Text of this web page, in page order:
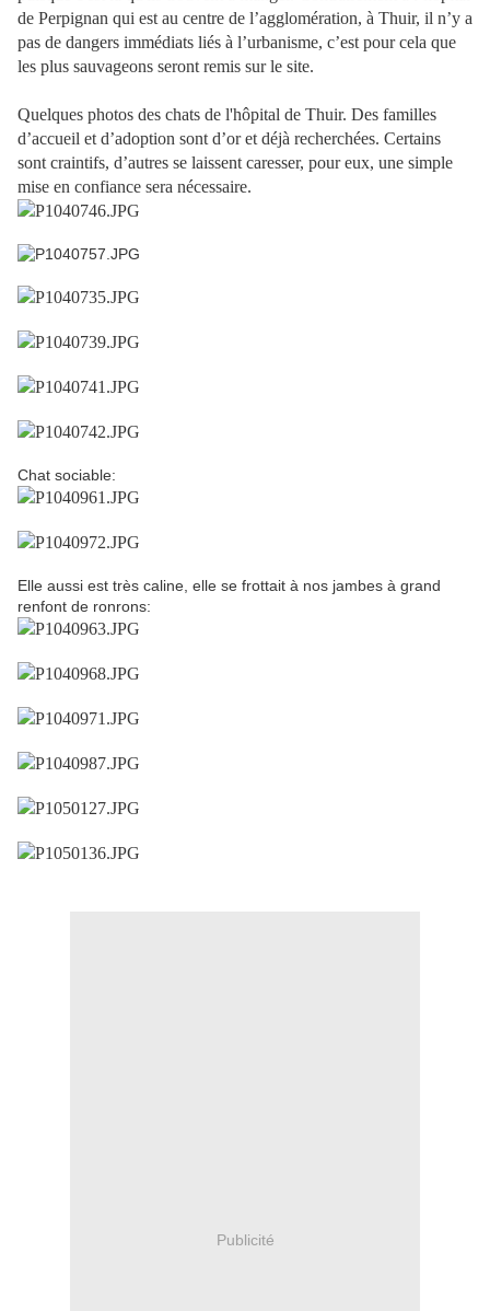
de Perpignan qui est au centre de l’agglomération, à Thuir, il n’y a
pas de dangers immédiats liés à l’urbanisme, c’est pour cela que
les plus sauvageons seront remis sur le site.
Quelques photos des chats de l'hôpital de Thuir. Des familles
d’accueil et d’adoption sont d’or et déjà recherchées. Certains
sont craintifs, d’autres se laissent caresser, pour eux, une simple
mise en confiance sera nécessaire.
Chat sociable:
Elle aussi est très caline, elle se frottait à nos jambes à grand
renfont de ronrons:
Publicité